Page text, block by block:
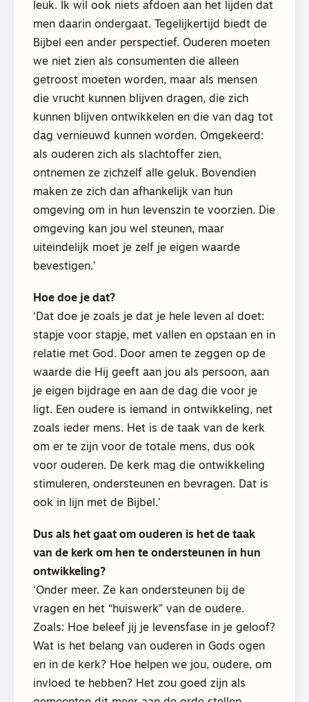
leuk. Ik wil ook niets afdoen aan het lijden dat
men daarin ondergaat. Tegelijkertijd biedt de
Bijbel een ander perspectief. Ouderen moeten
we niet zien als consumenten die alleen
getroost moeten worden, maar als mensen
die vrucht kunnen blijven dragen, die zich
kunnen blijven ontwikkelen en die van dag tot
dag vernieuwd kunnen worden. Omgekeerd:
als ouderen zich als slachtoffer zien,
ontnemen ze zichzelf alle geluk. Bovendien
maken ze zich dan afhankelijk van hun
omgeving om in hun levenszin te voorzien. Die
omgeving kan jou wel steunen, maar
uiteindelijk moet je zelf je eigen waarde
bevestigen.’
Hoe doe je dat?
‘Dat doe je zoals je dat je hele leven al doet:
stapje voor stapje, met vallen en opstaan en in
relatie met God. Door amen te zeggen op de
waarde die Hij geeft aan jou als persoon, aan
je eigen bijdrage en aan de dag die voor je
ligt. Een oudere is iemand in ontwikkeling, net
zoals ieder mens. Het is de taak van de kerk
om er te zijn voor de totale mens, dus ook
voor ouderen. De kerk mag die ontwikkeling
stimuleren, ondersteunen en bevragen. Dat is
ook in lijn met de Bijbel.’
Dus als het gaat om ouderen is het de taak
van de kerk om hen te ondersteunen in hun
ontwikkeling?
‘Onder meer. Ze kan ondersteunen bij de
vragen en het “huiswerk” van de oudere.
Zoals: Hoe beleef jij je levensfase in je geloof?
Wat is het belang van ouderen in Gods ogen
en in de kerk? Hoe helpen we jou, oudere, om
invloed te hebben? Het zou goed zijn als